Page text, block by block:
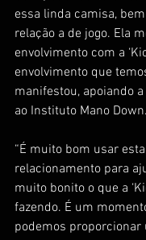
essa linda camisa,
relação a de jogo. Ela
envolvimento com a
envolvimento que
manifestou, apoiando
ao Instituto Mano Down.
“É muito bom usar
relacionamento para
muito bonito o que a
fazendo. É um
podemos